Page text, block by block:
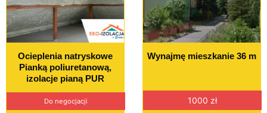
Ocieplenia natryskowe
Pianką poliuretanową,
izolacje pianą PUR
Do negocjacji
Wynajmę mieszkanie 36 m
1000 zł